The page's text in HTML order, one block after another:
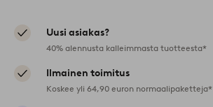
Uusi asiakas?
40% alennusta kalleimmasta tuotteesta*
Ilmainen toimitus
Koskee yli 64,90 euron normaalipaketteja*